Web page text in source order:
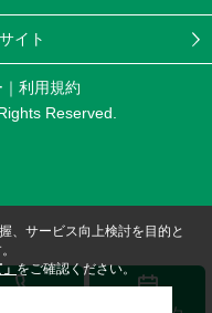
イト
利用規約
Reserved.
、サービス向上検討を目的と
」をご確認ください。